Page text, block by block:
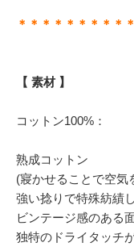
＊＊＊＊＊＊＊＊＊
【 素材 】
コットン100%：
熟成コットン
(寢かせることで空気
強い捻りで特殊紡績し
ビンテージ感のある
独特のドライタッチ